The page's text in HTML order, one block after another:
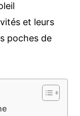
et leurs
poches de